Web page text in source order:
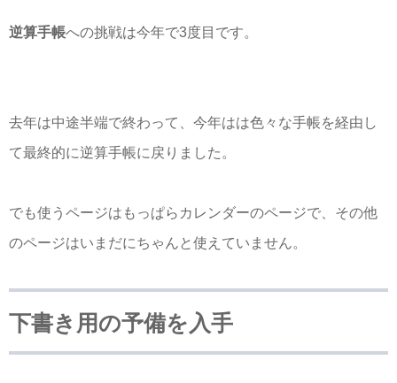
逆算手帳への挑戦は今年で3度目です。
去年は中途半端で終わって、今年はは色々な手帳を経由し
て最終的に逆算手帳に戻りました。
でも使うページはもっぱらカレンダーのページで、その他
のページはいまだにちゃんと使えていません。
下書き用の予備を入手